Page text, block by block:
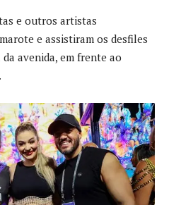
e outros artistas
e assistiram os desfiles
avenida, em frente ao